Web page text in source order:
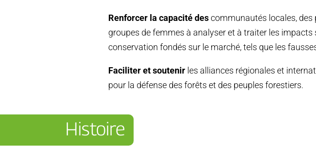
Renforcer la capacité descommunautés locales,
groupes de femmes à analyser et à traiter les
conservation fondés sur le marché, tels que les
Faciliter et soutenir les alliances régionales et
pour la défense des forêts et des peuples forestiers.
Histoire